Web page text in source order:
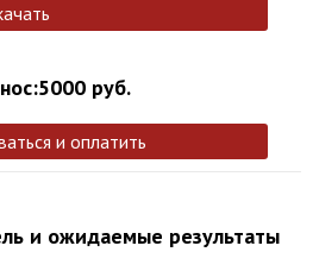
руб.
и оплатить
и ожидаемые результаты